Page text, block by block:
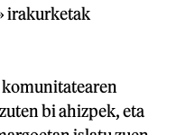
irakurketak
bi ahizpek, eta